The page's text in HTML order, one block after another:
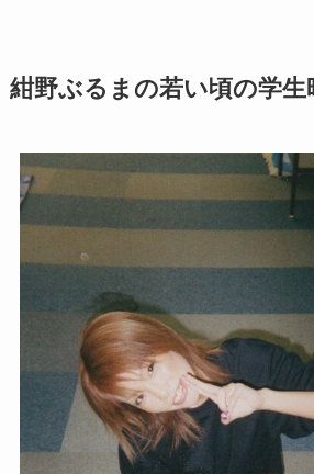
紺野ぶるまの若い頃の学